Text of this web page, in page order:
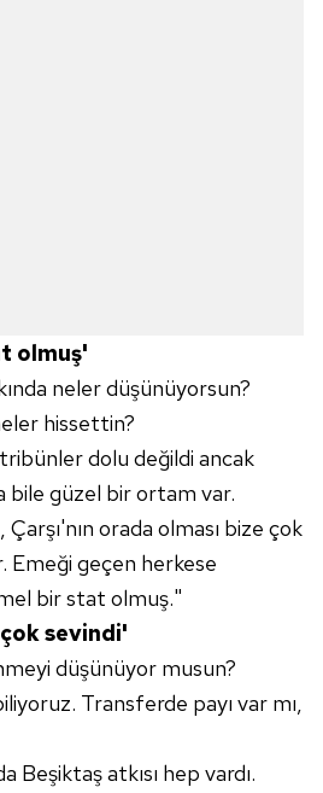
olmuş'
neler düşünüyorsun?
hissettin?
dolu değildi ancak
bile güzel bir ortam var.
orada olması bize çok
Emeği geçen herkese
bir stat olmuş."
sevindi'
düşünüyor musun?
Transferde payı var mı,
Beşiktaş atkısı hep vardı.